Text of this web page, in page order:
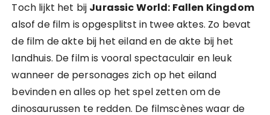
Toch lijkt het bij Jurassic World: Fallen Kingdom
alsof de film is opgesplitst in twee aktes. Zo bevat
de film de akte bij het eiland en de akte bij het
landhuis. De film is vooral spectaculair en leuk
wanneer de personages zich op het eiland
bevinden en alles op het spel zetten om de
dinosaurussen te redden. De filmscènes waar de